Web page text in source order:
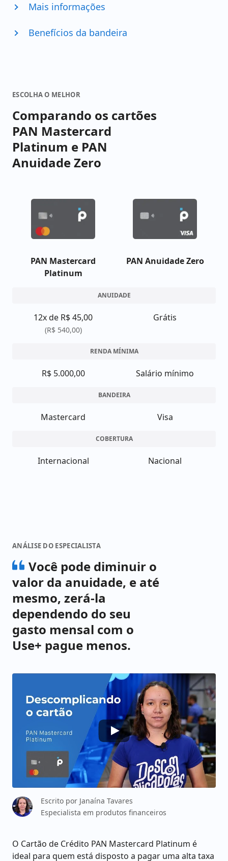
Mais informações
Benefícios da bandeira
ESCOLHA O MELHOR
Comparando os cartões
PAN Mastercard
Platinum e PAN
Anuidade Zero
PAN Mastercard
Platinum
PAN Anuidade Zero
ANUIDADE
12x de R$ 45,00
(R$ 540,00)
Grátis
RENDA MÍNIMA
R$ 5.000,00 Salário mínimo
BANDEIRA
Mastercard Visa
COBERTURA
Internacional Nacional
ANÁLISE DO ESPECIALISTA
Você pode diminuir o
valor da anuidade, e até
mesmo, zerá-la
dependendo do seu
gasto mensal com o
Use+ pague menos.
Escrito por Janaína Tavares
Especialista em produtos financeiros
O Cartão de Crédito PAN Mastercard Platinum é
ideal para quem está disposto a pagar uma alta taxa